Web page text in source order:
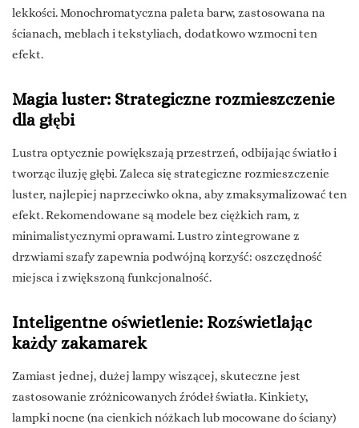
lekkości. Monochromatyczna paleta barw, zastosowana na
ścianach, meblach i tekstyliach, dodatkowo wzmocni ten
efekt.
Magia luster: Strategiczne rozmieszczenie
dla głębi
Lustra optycznie powiększają przestrzeń, odbijając światło i
tworząc iluzję głębi. Zaleca się strategiczne rozmieszczenie
luster, najlepiej naprzeciwko okna, aby zmaksymalizować ten
efekt. Rekomendowane są modele bez ciężkich ram, z
minimalistycznymi oprawami. Lustro zintegrowane z
drzwiami szafy zapewnia podwójną korzyść: oszczędność
miejsca i zwiększoną funkcjonalność.
Inteligentne oświetlenie: Rozświetlając
każdy zakamarek
Zamiast jednej, dużej lampy wiszącej, skuteczne jest
zastosowanie zróżnicowanych źródeł światła. Kinkiety,
lampki nocne (na cienkich nóżkach lub mocowane do ściany)